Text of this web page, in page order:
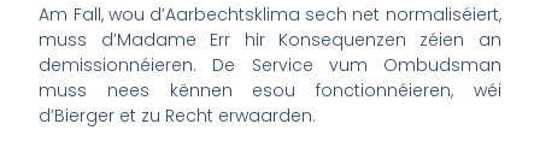
Am Fall, wou d’Aarbechtsklima sech net normaliséiert,
muss d’Madame Err hir Konsequenzen zéien an
demissionnéieren. De Service vum Ombudsman
muss nees kënnen esou fonctionnéieren, wéi
d’Bierger et zu Recht erwaarden.